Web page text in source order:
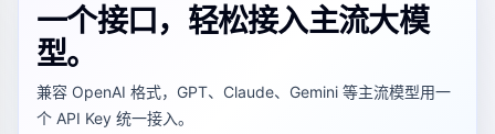
一个接口，轻松接入主流大模
型。
兼容 OpenAI 格式，GPT、Claude、Gemini 等主流模型用一
个 API Key 统一接入。